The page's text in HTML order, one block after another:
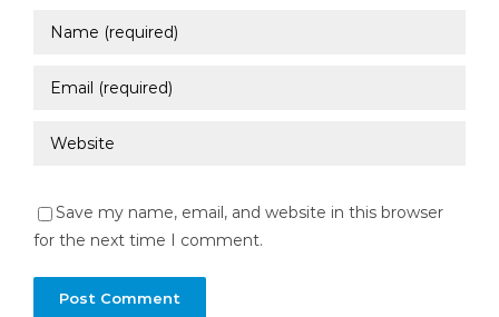
Save my name, email, and website in this browser
for the next time I comment.